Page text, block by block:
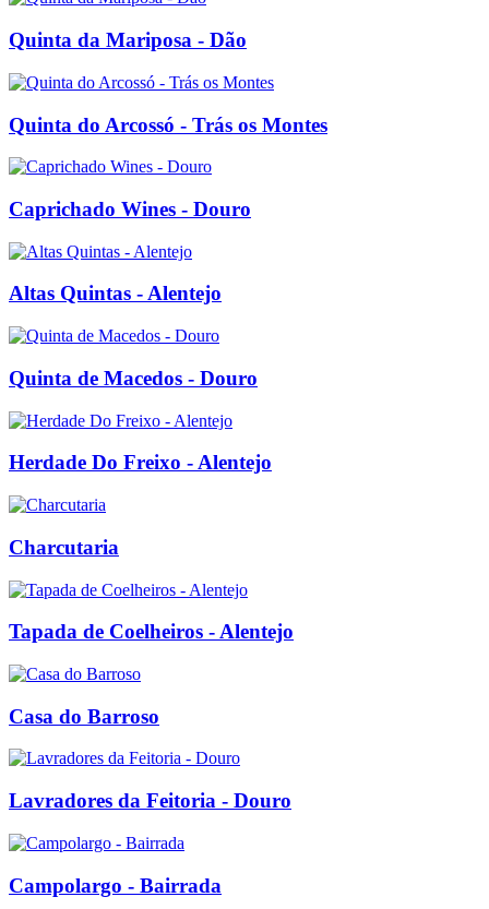
Quinta da Mariposa - Dão
Quinta do Arcossó - Trás os Montes
Caprichado Wines - Douro
Altas Quintas - Alentejo
Quinta de Macedos - Douro
Herdade Do Freixo - Alentejo
Charcutaria
Tapada de Coelheiros - Alentejo
Casa do Barroso
Lavradores da Feitoria - Douro
Campolargo - Bairrada